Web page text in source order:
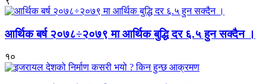
आर्थिक बर्ष २०७८÷२०७९ मा आर्थिक बुद्धि दर ६.५ हुन सक्दैन ।
१०